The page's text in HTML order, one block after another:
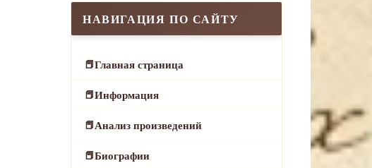
НАВИГАЦИЯ ПО САЙТУ
Главная страница
Информация
Анализ произведений
Биографии